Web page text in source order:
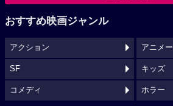
おすすめ映画ジャンル
アクション アニメ
SF キッズ
コメディ ホラー